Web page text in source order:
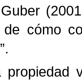
de cómo
propiedad